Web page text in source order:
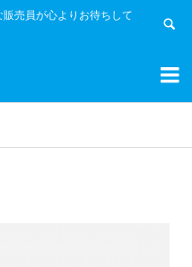
売員が心よりお待ちして

